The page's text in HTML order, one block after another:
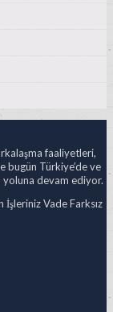
faaliyetleri,
Türkiye’de ve
devam ediyor.
İşleriniz Vade Farksız